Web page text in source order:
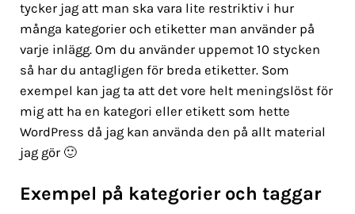
tycker jag att man ska vara lite restriktiv i hur
många kategorier och etiketter man använder på
varje inlägg. Om du använder uppemot 10 stycken
så har du antagligen för breda etiketter. Som
exempel kan jag ta att det vore helt meningslöst för
mig att ha en kategori eller etikett som hette
WordPress då jag kan använda den på allt material
jag gör 🙂
Exempel på kategorier och taggar